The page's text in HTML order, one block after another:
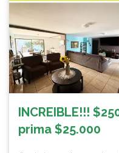
INCREIBLE!!!
prima $25.000